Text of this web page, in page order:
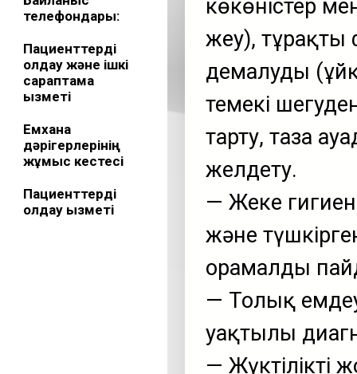
телефондары:
Пациенттерді
қолдау және ішкі
сараптама
қызметі
Емхана
дәрігерлерінің
жұмыс кестесі
Пациенттерді
қолдау қызметі
көкөністер
жеу), тұрақты
демалуды
темекі
тарту, таза
желдету.
— Жеке
және
орамалды
— Толық
уақтылы
— Жүктілікті